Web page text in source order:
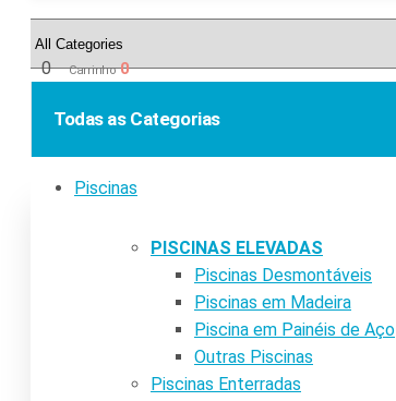
0 Carrinho0
Todas as Categorias
Piscinas
PISCINAS ELEVADAS
Piscinas Desmontáveis
Piscinas em Madeira
Piscina em Painéis de Aço
Outras Piscinas
Piscinas Enterradas